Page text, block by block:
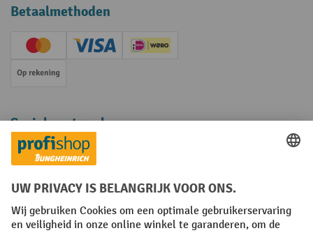
Betaalmethoden
Creditcard (Master)Creditcard (Visa)iDEAL | Wero
Op rekening
Sociale netwerken
Facebook
YouTube
LinkedInInstagram
Algemene leveringsvoorwaarden Copyright